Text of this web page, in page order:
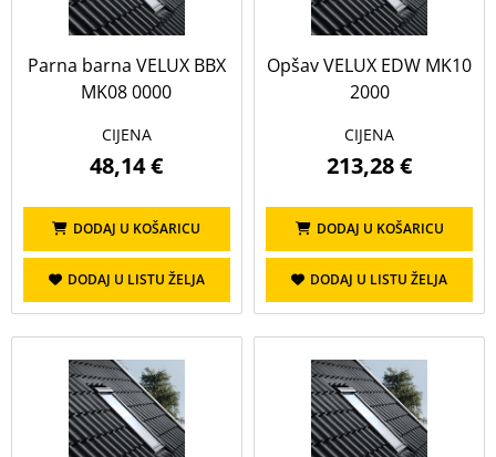
Prikaži sve
10
Hidroizolacijska maramica
Krovni prozor
Parna brana
Parna barna VELUX BBX
MK08 0000
CIJENA
48,14 €
DODAJ U KOŠARICU
DODAJ U LISTU ŽELJA
Opšav VELUX EDW MK10
2000
CIJENA
213,28 €
DODAJ U KOŠARICU
DODAJ U LISTU ŽELJA